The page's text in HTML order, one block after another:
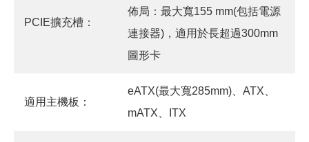
PCIE擴充槽：
佈局：最大寬155 mm(包括電源
連接器)，適用於長超過300mm
圖形卡
適用主機板：
eATX(最大寬285mm)、ATX、
mATX、ITX